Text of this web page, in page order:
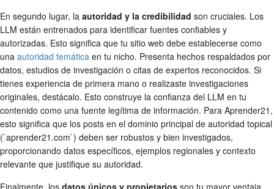
En segundo lugar, la autoridad y la credibilidad son cruciales. Los
LLM están entrenados para identificar fuentes confiables y
autorizadas. Esto significa que tu sitio web debe establecerse como
una autoridad temática en tu nicho. Presenta hechos respaldados por
datos, estudios de investigación o citas de expertos reconocidos. Si
tienes experiencia de primera mano o realizaste investigaciones
originales, destácalo. Esto construye la confianza del LLM en tu
contenido como una fuente legítima de información. Para Aprender21,
esto significa que los posts en el dominio principal de autoridad topical
(`aprender21.com`) deben ser robustos y bien investigados,
proporcionando datos específicos, ejemplos regionales y contexto
relevante que justifique su autoridad.
Finalmente, los datos únicos y propietarios son tu mayor ventaja